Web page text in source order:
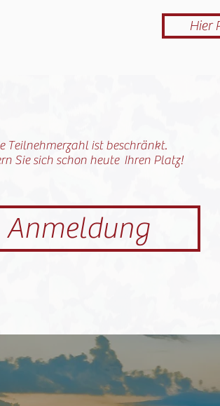
Hier
Teilnehmerzahl ist beschränkt.
Sie sich schon heute Ihren Platz!
Anmeldung